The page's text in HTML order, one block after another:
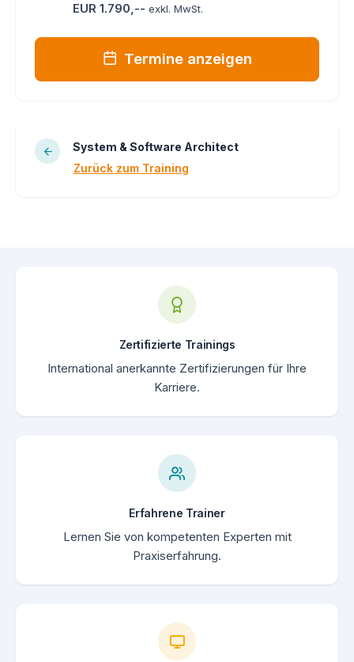
EUR 1.790,-- exkl. MwSt.
Termine anzeigen
System & Software Architect
Zurück zum Training
Zertifizierte Trainings
International anerkannte Zertifizierungen für Ihre
Karriere.
Erfahrene Trainer
Lernen Sie von kompetenten Experten mit
Praxiserfahrung.